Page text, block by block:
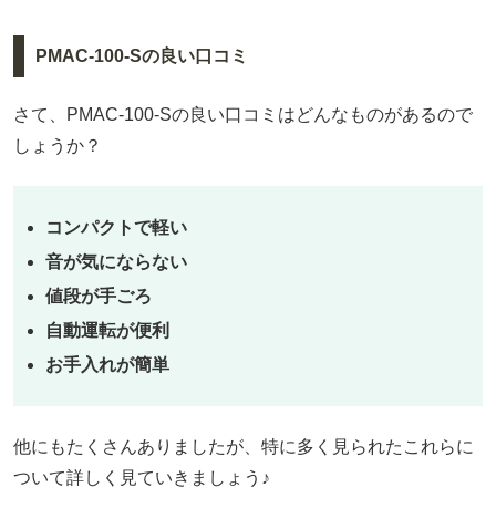
PMAC-100-Sの良い口コミ
さて、PMAC-100-Sの良い口コミはどんなものがあるので
しょうか？
コンパクトで軽い
音が気にならない
値段が手ごろ
自動運転が便利
お手入れが簡単
他にもたくさんありましたが、特に多く見られたこれらに
ついて詳しく見ていきましょう♪